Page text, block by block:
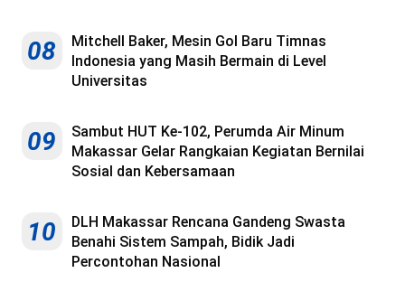
08
Mitchell Baker, Mesin Gol Baru Timnas
Indonesia yang Masih Bermain di Level
Universitas
09
Sambut HUT Ke-102, Perumda Air Minum
Makassar Gelar Rangkaian Kegiatan Bernilai
Sosial dan Kebersamaan
10
DLH Makassar Rencana Gandeng Swasta
Benahi Sistem Sampah, Bidik Jadi
Percontohan Nasional